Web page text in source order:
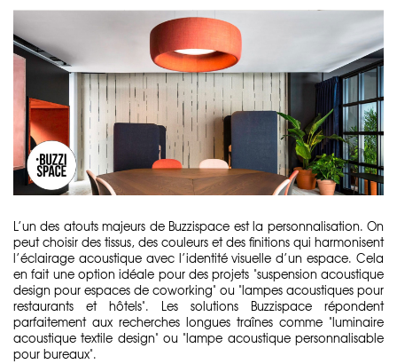
L’un des atouts majeurs de Buzzispace est la personnalisation. On
peut choisir des tissus, des couleurs et des finitions qui harmonisent
l’éclairage acoustique avec l’identité visuelle d’un espace. Cela
en fait une option idéale pour des projets "suspension acoustique
design pour espaces de coworking" ou "lampes acoustiques pour
restaurants et hôtels". Les solutions Buzzispace répondent
parfaitement aux recherches longues traînes comme "luminaire
acoustique textile design" ou "lampe acoustique personnalisable
pour bureaux".